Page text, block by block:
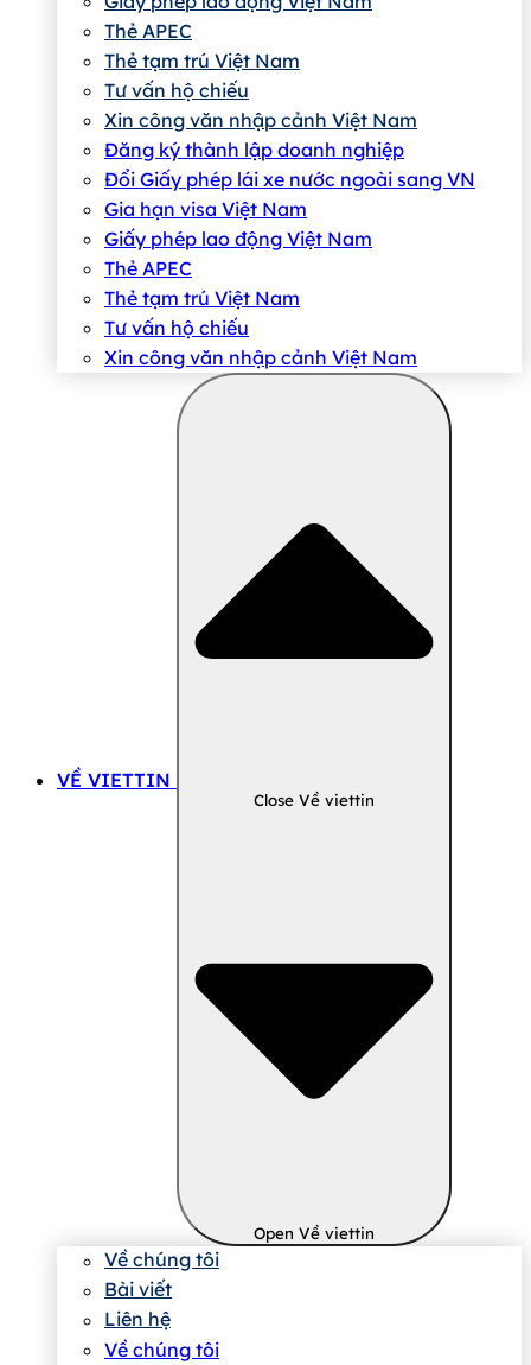
Thẻ APEC
Thẻ tạm trú Việt Nam
Tư vấn hộ chiếu
Xin công văn nhập cảnh Việt Nam
Đăng ký thành lập doanh nghiệp
Đổi Giấy phép lái xe nước ngoài sang VN
Gia hạn visa Việt Nam
Giấy phép lao động Việt Nam
Thẻ APEC
Thẻ tạm trú Việt Nam
Tư vấn hộ chiếu
Xin công văn nhập cảnh Việt Nam
VỀ VIETTIN
Close Về viettin
Open Về viettin
Về chúng tôi
Bài viết
Liên hệ
Về chúng tôi